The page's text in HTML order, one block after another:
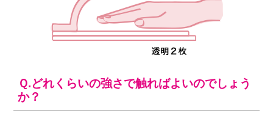
Ｑ.どれくらいの強さで触ればよいのでしょう
か？